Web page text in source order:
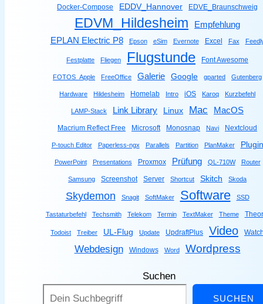
Docker-Compose EDDV_Hannover EDVE_Braunschweig
EDVM_Hildesheim Empfehlung
EPLAN Electric P8 Epson eSim Evernote Excel Fax
Festplatte Fliegen Flugstunde Font Awesome
FOTOS_Apple FreeOffice Galerie Google gparted Gutenberg
Hardware Hildesheim Homelab Intro iOS Karoq Kurzbefehl
LAMP-Stack Link Library Linux Mac MacOS
Macrium Reflect Free Microsoft Monosnap Navi Nextcloud
P-touch Editor Paperless-ngx Parallels Partition PlanMaker Plugin
PowerPoint Presentations Proxmox Prüfung QL-710W Router
Samsung Screenshot Server Shortcut Skitch Skoda
Skydemon Snagit SoftMaker Software SSD
Tastaturbefehl Techsmith Telekom Termin TextMaker Theme
Todoist Treiber UL-Flug Update UpdraftPlus Video
Webdesign Windows Word Wordpress
Suchen
SUCHEN